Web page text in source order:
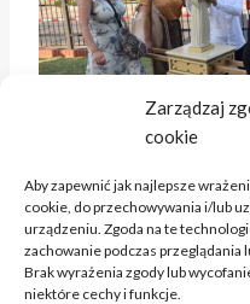
Zarządzaj
cookie
Aby zapewnić jak najlepsze
cookie, do przechowywania i/lub
urządzeniu. Zgoda na te
zachowanie podczas
Brak wyrażenia zgody lub
niektóre cechy i funkcje.